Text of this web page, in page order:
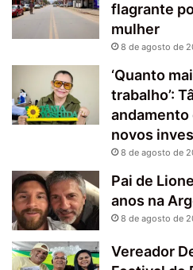
flagrante
mulher
8 de agosto de
‘Quanto
trabalho’:
andamento
novos
8 de agosto de
Pai de
anos na
8 de agosto de
Vereador